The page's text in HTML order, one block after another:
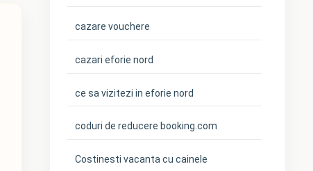
cazare vouchere
cazari eforie nord
ce sa vizitezi in eforie nord
coduri de reducere booking.com
Costinesti vacanta cu cainele